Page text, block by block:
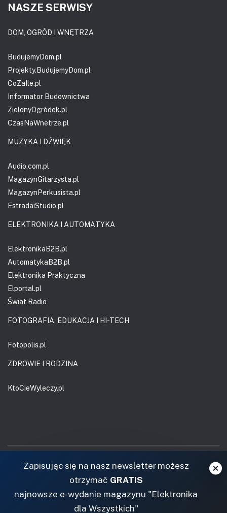
NASZE SERWISY
DOM, OGRÓD I WNĘTRZA
BudujemyDom.pl
Projekty.BudujemyDom.pl
CoZaIle.pl
Informator Budownictwa
ZielonyOgródek.pl
CzasNaWnetrze.pl
MUZYKA I DŹWIĘK
Audio.com.pl
MagazynGitarzysta.pl
MagazynPerkusista.pl
EstradaiStudio.pl
ELEKTRONIKA I AUTOMATYKA
ElektronikaB2B.pl
AutomatykaB2B.pl
Elektronika Praktyczna
Elportal.pl
Świat Radio
FOTOGRAFIA, EDUKACJA I HI-TECH
Fotopolis.pl
ZDROWIE I RODZINA
KtoCieWyleczy.pl
Sklep AVT Copyright ©
Zapisując się na nasz newsletter możesz
otrzymać GRATIS
najnowsze e-wydanie magazynu "Elektronika
dla Wszystkich"